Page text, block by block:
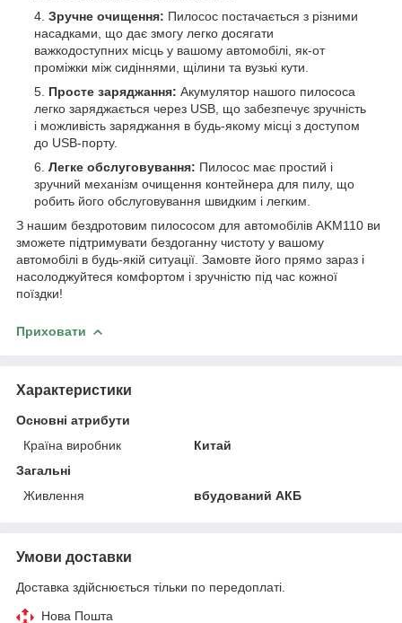
Зручне очищення: Пилосос постачається з різними
насадками, що дає змогу легко досягати
важкодоступних місць у вашому автомобілі, як-от
проміжки між сидіннями, щілини та вузькі кути.
Просте заряджання: Акумулятор нашого пилососа
легко заряджається через USB, що забезпечує зручність
і можливість заряджання в будь-якому місці з доступом
до USB-порту.
Легке обслуговування: Пилосос має простий і
зручний механізм очищення контейнера для пилу, що
робить його обслуговування швидким і легким.
З нашим бездротовим пилососом для автомобілів AKM110 ви
зможете підтримувати бездоганну чистоту у вашому
автомобілі в будь-якій ситуації. Замовте його прямо зараз і
насолоджуйтеся комфортом і зручністю під час кожної
поїздки!
Приховати
Характеристики
Основні атрибути
Країна виробник
Китай
Загальні
Живлення
вбудований АКБ
Умови доставки
Доставка здійснюється тільки по передоплаті.
Нова Пошта